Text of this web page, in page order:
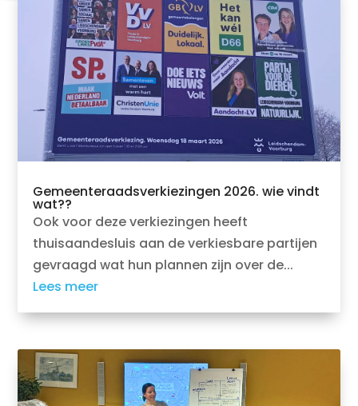
Gemeenteraadsverkiezingen 2026. wie vindt
wat??
Ook voor deze verkiezingen heeft
thuisaandesluis aan de verkiesbare partijen
gevraagd wat hun plannen zijn over de...
Lees meer